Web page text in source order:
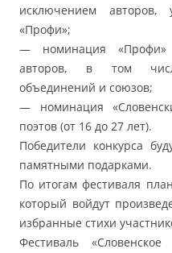
исключением
«Профи»;
— номинация «Профи»
авторов, в том
объединений и союзов;
— номинация
поэтов (от 16 до 27 лет).
Победители конкурса
памятными подарками.
По итогам фестиваля
который войдут
избранные стихи
Фестиваль